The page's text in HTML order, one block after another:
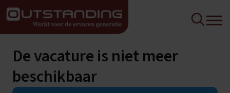
De vacature is niet meer
beschikbaar